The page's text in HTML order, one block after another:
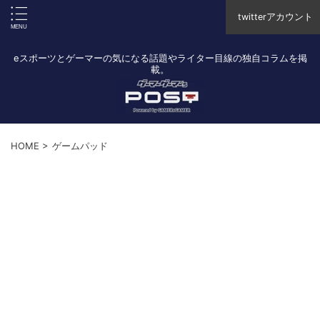
twitterアカウント
eスポーツとゲーマーの気になる話題やライター目線の独自コラムを掲
載。
HOME > ゲームパッド